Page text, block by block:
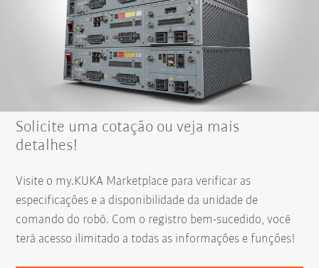
Solicite uma cotação ou veja mais
detalhes!
Visite o my.KUKA Marketplace para verificar as
especificações e a disponibilidade da unidade de
comando do robô. Com o registro bem-sucedido, você
terá acesso ilimitado a todas as informações e funções!